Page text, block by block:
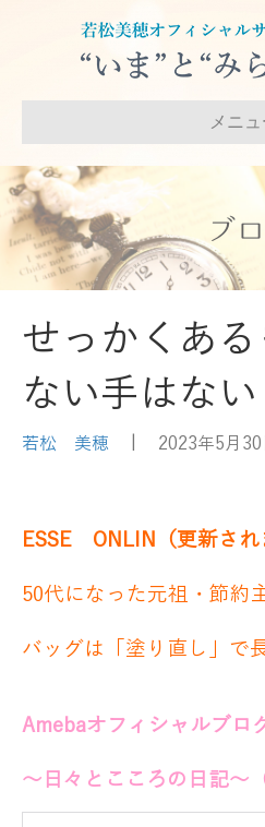
メニ
ブ
せっかくあ
ない手はない
若松 美穂 2023年5月30
ESSE ONLIN（更新され
50代になった元祖・節約
バッグは「塗り直し」で
Amebaオフィシャルブロ
～日々とこころの日記～